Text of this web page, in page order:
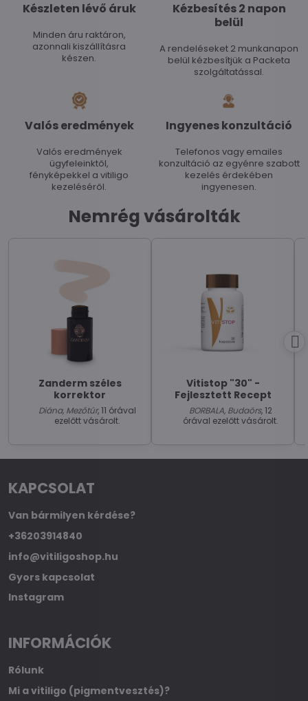
Készleten lévő áruk
Minden áru raktáron,
azonnali kiszállításra
készen.
Kézbesítés 2 napon
belül
A rendeléseket 2 munkanapon
belül kézbesítjük a Packeta
szolgáltatással.
Valós eredmények
Valós eredmények
ügyfeleinktől,
fényképekkel a vitiligo
kezeléséről.
Ingyenes konzultáció
Telefonos vagy emailes
konzultáció az egyénre szabott
kezelés érdekében
ingyenesen.
Nemrég vásárolták
Zanderm széles
korrektor
Diána, Mezőtúr, 11 órával
ezelőtt vásárolt.
Vitistop "30" -
Fejlesztett Recept
BORBALA, Budaörs, 12
órával ezelőtt vásárolt.
KAPCSOLAT
Van bármilyen kérdése?
+36203914840
info@vitiligoshop.hu
Gyors kapcsolat
Instagram
INFORMÁCIÓK
Rólunk
Mi a vitiligo (pigmentvesztés)?